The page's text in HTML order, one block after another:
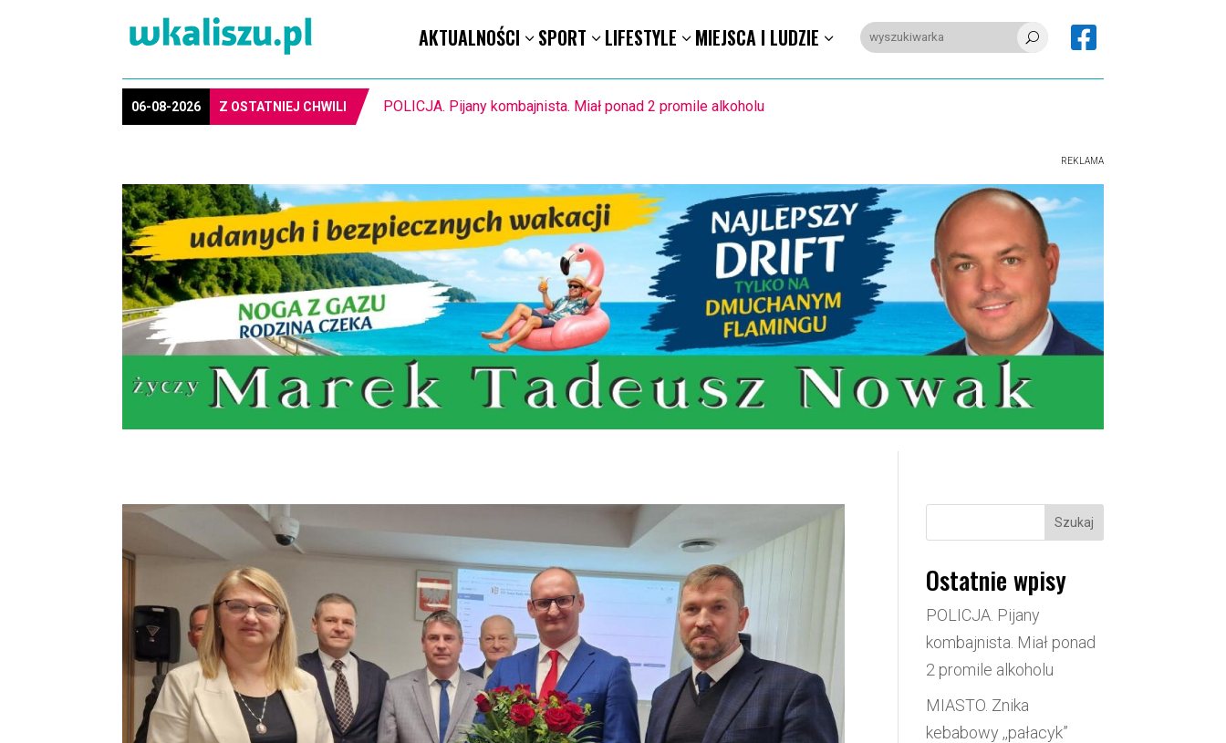
AKTUALNOŚCI SPORT LIFESTYLE MIEJSCA I LUDZIE U 
06-08-2026 Z OSTATNIEJ CHWILI MIASTO. Znika kebabowy ,,pałacyk”
REKLAMA
Szukaj
Ostatnie wpisy
POLICJA. Pijany
kombajnista. Miał ponad
2 promile alkoholu
MIASTO. Znika
kebabowy ,,pałacyk”